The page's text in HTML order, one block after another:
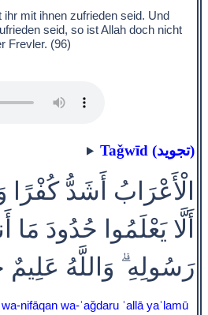
mit ihnen zufrieden seid. Und
seid, so ist Allah doch nicht
Frevler. (96)
Taǧwīd (تجويد)
الْأَعْرَابُ أَشَدُّ كُفْرًا
أَلَّا يَعْلَمُوا حُدُودَ
رَسُولِهِ ۗ وَاللَّهُ عَلِيمٌ
nifāqan wa-ʾaǧdaru ʾallā yaʿlamū